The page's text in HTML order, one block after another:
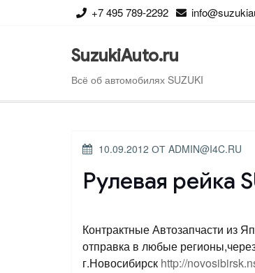
+7 495 789-2292
SuzukiAuto.ru
Всё об автомобилях SUZUKI
ОПУБЛИКОВАНО
10.09.2012 ОТ ADMIN@I4C.RU
Рулевая рейка
Контрактные Автозапчасти из
отправка в любые
г.Новосибирск http://